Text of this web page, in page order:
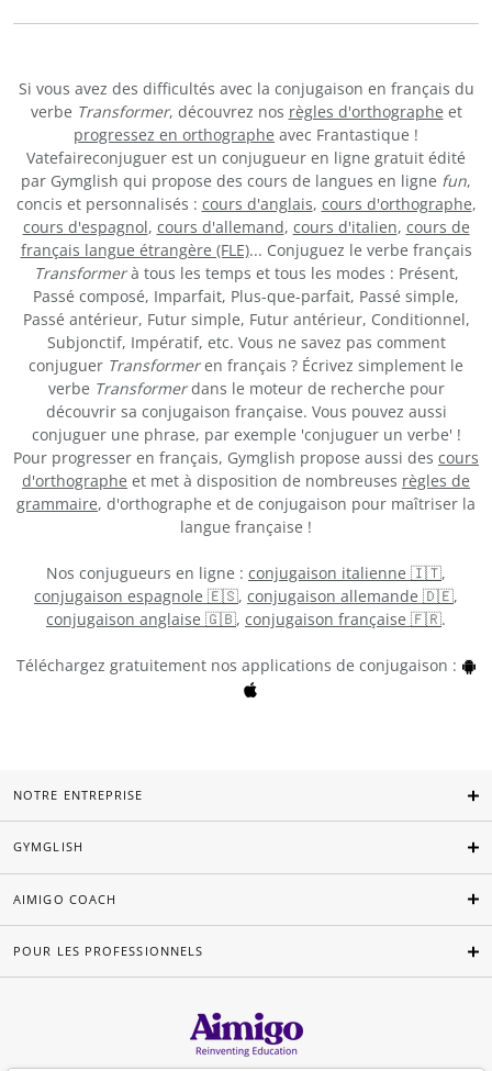
Si vous avez des difficultés avec la conjugaison en français du
verbe Transformer, découvrez nos règles d'orthographe et
progressez en orthographe avec Frantastique !
Vatefaireconjuguer est un conjugueur en ligne gratuit édité
par Gymglish qui propose des cours de langues en ligne fun,
concis et personnalisés : cours d'anglais, cours d'orthographe,
cours d'espagnol, cours d'allemand, cours d'italien, cours de
français langue étrangère (FLE)... Conjuguez le verbe français
Transformerà tous les temps et tous les modes : Présent,
Passé composé, Imparfait, Plus-que-parfait, Passé simple,
Passé antérieur, Futur simple, Futur antérieur, Conditionnel,
Subjonctif, Impératif, etc. Vous ne savez pas comment
conjuguer Transformeren français ? Écrivez simplement le
verbe Transformerdans le moteur de recherche pour
découvrir sa conjugaison française. Vous pouvez aussi
conjuguer une phrase, par exemple 'conjuguer un verbe' !
Pour progresser en français, Gymglish propose aussi des cours
d'orthographe et met à disposition de nombreuses règles de
grammaire, d'orthographe et de conjugaison pour maîtriser la
langue française !
Nos conjugueurs en ligne : conjugaison italienne 🇮🇹,
conjugaison espagnole 🇪🇸, conjugaison allemande 🇩🇪,
conjugaison anglaise 🇬🇧, conjugaison française 🇫🇷.
Téléchargez gratuitement nos applications de conjugaison :
NOTRE ENTREPRISE
GYMGLISH
AIMIGO COACH
POUR LES PROFESSIONNELS